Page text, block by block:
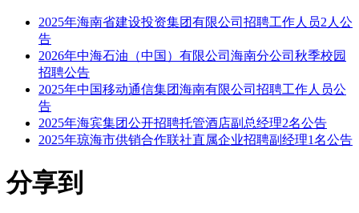
2025年海南省建设投资集团有限公司招聘工作人员2人公
告
2026年中海石油（中国）有限公司海南分公司秋季校园
招聘公告
2025年中国移动通信集团海南有限公司招聘工作人员公
告
2025年海宾集团公开招聘托管酒店副总经理2名公告
2025年琼海市供销合作联社直属企业招聘副经理1名公告
分享到